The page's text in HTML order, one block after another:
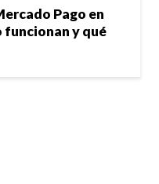
Pago en
y qué